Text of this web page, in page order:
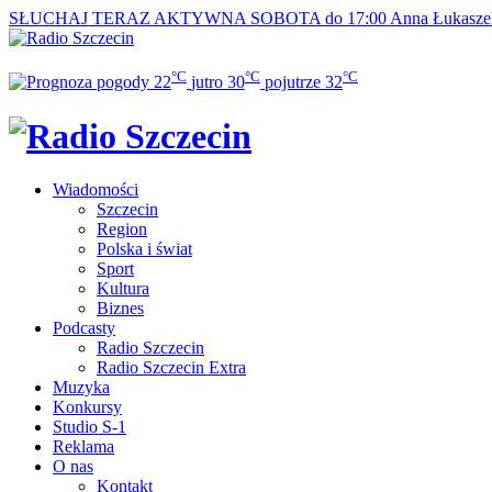
SŁUCHAJ TERAZ AKTYWNA SOBOTA do 17:00 Anna
22°C jutro 30°C pojutrze 32°C
Wiadomości
Szczecin
Region
Polska i świat
Sport
Kultura
Biznes
Podcasty
Radio Szczecin
Radio Szczecin Extra
Muzyka
Konkursy
Studio S-1
Reklama
O nas
Kontakt